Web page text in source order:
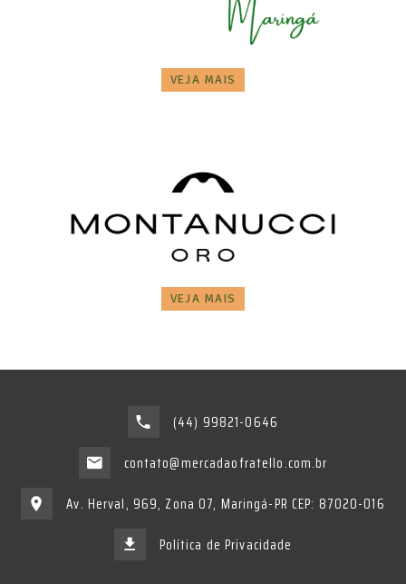
VEJA MAIS
VEJA MAIS
(44) 99821-0646
contato@mercadaofratello.com.br
Av. Herval, 969, Zona 07, Maringá-PR CEP: 87020-016
Política de Privacidade